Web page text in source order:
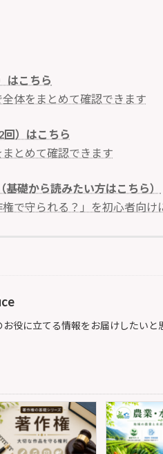
はこちら
体をまとめて確認できます
）はこちら
とめて確認できます
礎から読みたい方はこちら）
で守られる？」を初心者向け
役に立てる情報をお届けした